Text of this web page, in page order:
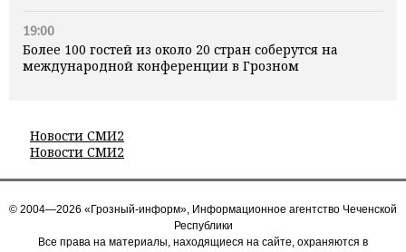
19:00
Более 100 гостей из около 20 стран соберутся на
международной конференции в Грозном
Новости СМИ2
Новости СМИ2
© 2004—2026 «Грозный-информ», Информационное агентство Чеченской
Республики
Все права на материалы, находящиеся на сайте, охраняются в